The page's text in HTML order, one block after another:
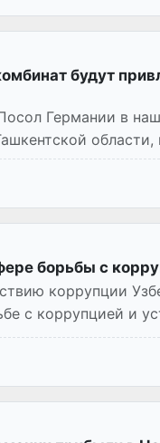
будут
Германии в
области,
борьбы с
коррупции
с коррупцией и